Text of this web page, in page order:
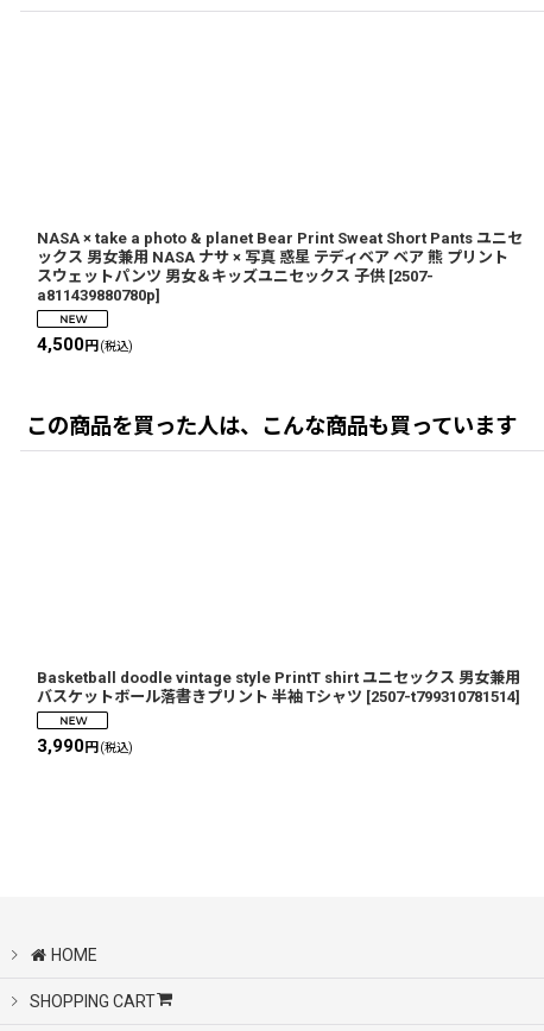
NASA × take a photo & planet Bear Print Sweat Short Pants ユニセ
ックス 男女兼用 NASA ナサ × 写真 惑星 テディベア ベア 熊 プリント
スウェットパンツ 男女＆キッズユニセックス 子供 [2507-
a811439880780p]
4,500円 (税込)
この商品を買った人は、こんな商品も買っています
Basketball doodle vintage style PrintT shirt ユニセックス 男女兼用
バスケットボール落書きプリント 半袖 Tシャツ [2507-t799310781514]
3,990円 (税込)
HOME
SHOPPING CART